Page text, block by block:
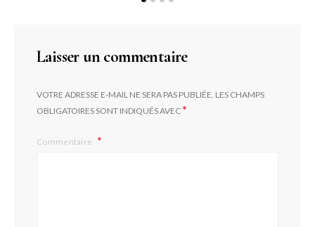
Laisser un commentaire
VOTRE ADRESSE E-MAIL NE SERA PAS PUBLIÉE. LES CHAMPS
OBLIGATOIRES SONT INDIQUÉS AVEC*
Commentaire